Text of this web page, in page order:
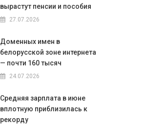
вырастут пенсии и пособия
27.07.2026
Доменных имен в
белорусской зоне интернета
— почти 160 тысяч
24.07.2026
Средняя зарплата в июне
вплотную приблизилась к
рекорду